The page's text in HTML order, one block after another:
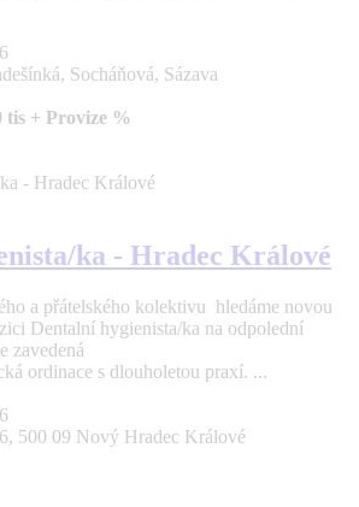
Socháňová, Sázava
tis + Provize %
ka - Hradec Králové
a přátelského kolektivu hledáme novou
Dentalní hygienista/ka na odpolední
zavedená
ordinace s dlouholetou praxí. ...
500 09 Nový Hradec Králové